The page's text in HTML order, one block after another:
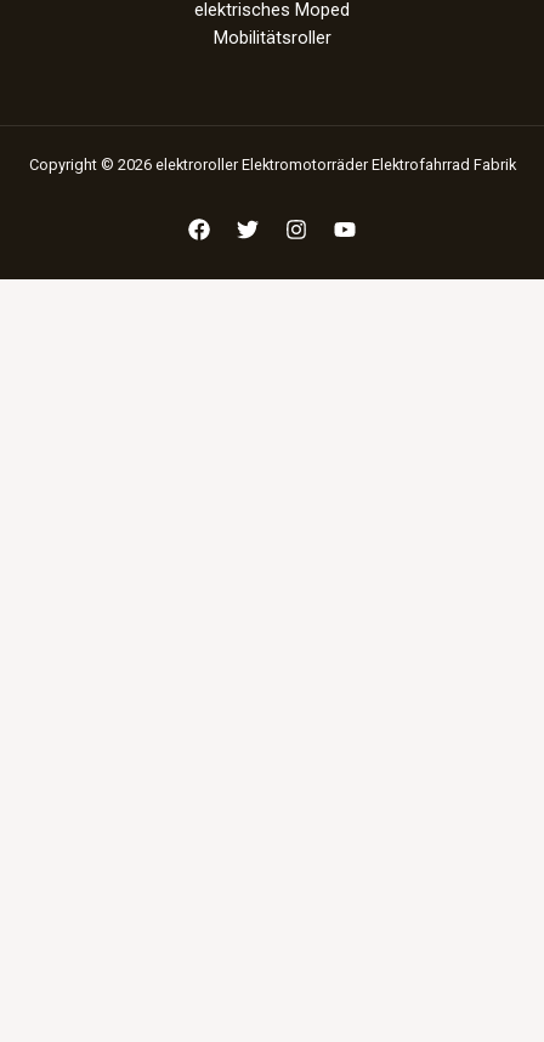
elektrisches Moped
Mobilitätsroller
Copyright © 2026 elektroroller Elektromotorräder Elektrofahrrad Fabrik